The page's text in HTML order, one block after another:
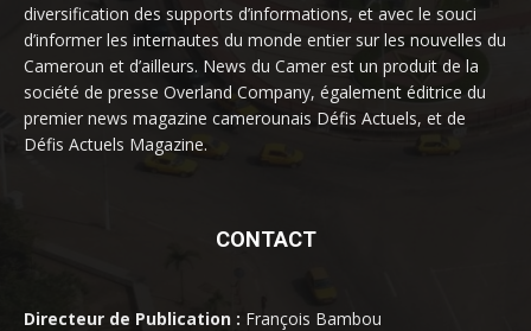
diversification des supports d’informations, et avec le souci
d’informer les internautes du monde entier sur les nouvelles du
Cameroun et d’ailleurs. News du Camer est un produit de la
société de presse Overland Company, également éditrice du
premier news magazine camerounais Défis Actuels, et de
Défis Actuels Magazine.
CONTACT
Directeur de Publication : François Bambou